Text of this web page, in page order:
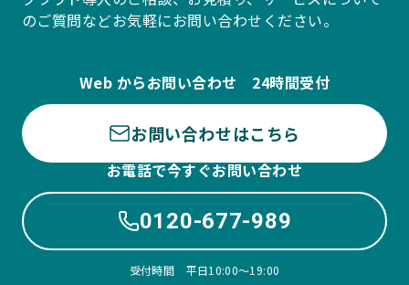
のご質問などお気軽にお問い合わせください。
Web からお問い合わせ 24時間受付
お問い合わせはこちら
お電話で今すぐお問い合わせ
0120-677-989
受付時間 平日10:00〜19:00